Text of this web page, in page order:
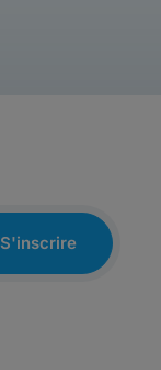
S'inscrire